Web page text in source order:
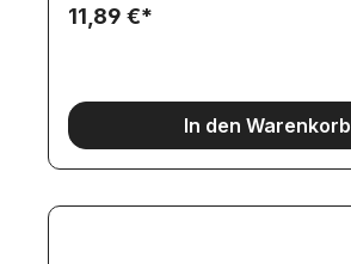
11,89 €*
In den Warenkorb